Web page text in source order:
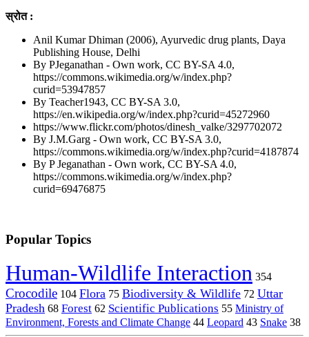
स्रोत :
Anil Kumar Dhiman (2006), Ayurvedic drug plants, Daya
Publishing House, Delhi
By PJeganathan - Own work, CC BY-SA 4.0,
https://commons.wikimedia.org/w/index.php?
curid=53947857
By Teacher1943, CC BY-SA 3.0,
https://en.wikipedia.org/w/index.php?curid=45272960
https://www.flickr.com/photos/dinesh_valke/3297702072
By J.M.Garg - Own work, CC BY-SA 3.0,
https://commons.wikimedia.org/w/index.php?curid=4187874
By P Jeganathan - Own work, CC BY-SA 4.0,
https://commons.wikimedia.org/w/index.php?
curid=69476875
Popular Topics
Human-Wildlife Interaction 354
Crocodile 104 Flora 75 Biodiversity & Wildlife 72 Uttar
Pradesh 68 Forest 62 Scientific Publications 55 Ministry of
Environment, Forests and Climate Change 44 Leopard 43 Snake 38